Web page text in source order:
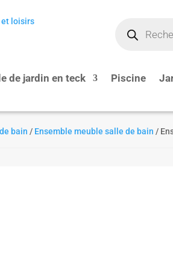
produits
de jardin en teck Piscine
bain / Ensemble meuble salle de bain /